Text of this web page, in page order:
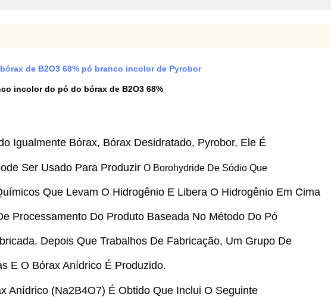
de B2O3 68% pó branco incolor de Pyrobor
incolor do pó do bórax de B2O3 68%
Igualmente Bórax, Bórax Desidratado, Pyrobor, Ele É
Ser Usado Para Produzir O Borohydride De Sódio Que
Que Levam O Hidrogênio E Libera O Hidrogênio Em Cima
Processamento Do Produto Baseada No Método Do Pó
Depois Que Trabalhos De Fabricação, Um Grupo De
E O Bórax Anídrico É Produzido.
Anídrico (Na2B4O7) É Obtido Que Inclui O Seguinte